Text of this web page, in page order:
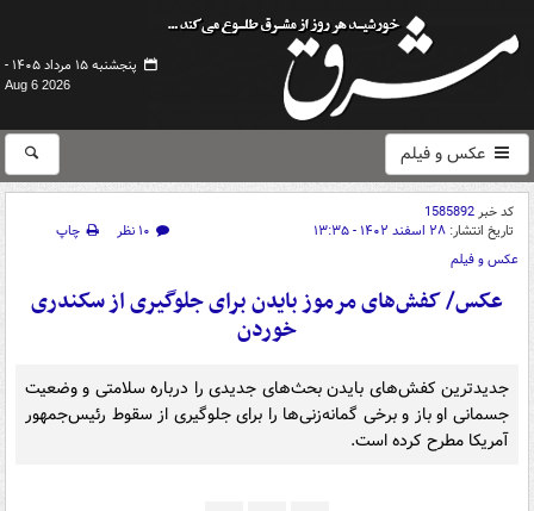
پنجشنبه ۱۵ مرداد ۱۴۰۵ -
Aug 6 2026
عکس و فیلم
کد خبر1585892
تاریخ انتشار: ۲۸ اسفند ۱۴۰۲ - ۱۳:۳۵ ۱۰ نظر
چاپ
عکس و فیلم
عکس/ کفش‌های مرموز بایدن برای جلوگیری از سکندری
خوردن
جدیدترین کفش‌های بایدن بحث‌های جدیدی را درباره سلامتی و وضعیت
جسمانی او باز و برخی گمانه‌زنی‌ها را برای جلوگیری از سقوط رئیس‌جمهور
آمریکا مطرح کرده است.